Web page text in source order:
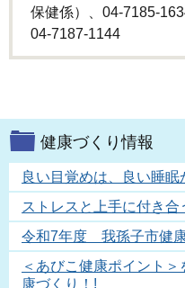
保健係）、04-7185-
04-7187-1144
健康づくり情報
良い目覚めは、良い睡眠
ストレスと上手に付き合
令和7年度 我孫子市健
＜あびこ健康ポイント
康づくり！!